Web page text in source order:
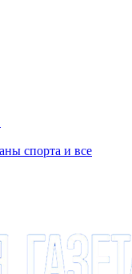
спорта и все